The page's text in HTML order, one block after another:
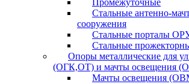
Промежуточные
Стальные антенно-
сооружения
Стальные порталы
Стальные
Опоры металлические для
(ОГК,ОТ) и мачты освещения
Мачты освещения